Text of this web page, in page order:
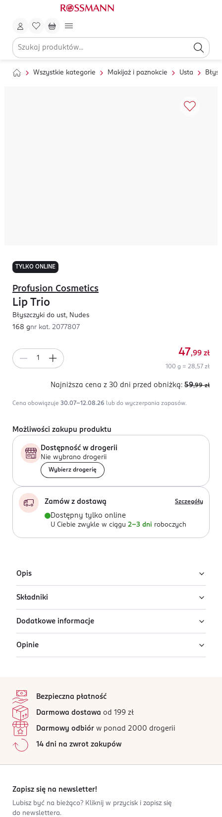
Wszystkie kategorie Makijaż i paznokcie Usta
TYLKO ONLINE
Profusion Cosmetics
Lip Trio
Błyszczyki do ust, Nudes
168 gnr kat. 2077807
47,99 zł
100 g = 28,57 zł
Najniższa cena z 30 dni przed obniżką: 59,99 zł
Cena obowiązuje 30.07-12.08.26 lub do wyczerpania zapasów.
Możliwości zakupu produktu
Dostępność w drogerii
Nie wybrano drogerii
Wybierz drogerię
Zamów z dostawą Szczegóły
Dostępny tylko online
U Ciebie zwykle w ciągu 2-3 dni roboczych
Opis
Zestaw błyszczyków do ust w różnych odcieniach różu i
nude o błyszczącym wykończeniu. Błyszczyki do ust od
Profusion odżywiają i nawilżają, jednocześnie nadając
ustom odrobinę koloru.
nieklejąca się konsystencja
Trio błyszczyków nude oferuje odcienie, które
podkreślają wszystkie odcienie skóry.
Składniki
Polyisobutene,mineral Oil, Ethylhexyl Palmitate, Coco-
Caprylate/Caprate, Hydrogenated Styrene/Isoprene
Copolymer, Caprylyl Glycol, Ethylhexylglycerin, Parfum
May Contain: Titanium Dioxide (CI 77891), Iron Oxides
Dodatkowe informacje
PRZYGOTOWANIE I STOSOWANIE
Nanoszenie jest proste – po prostu nałóż błyszczyk na
intensywniejszy efekt.
PRODUCENT/PODMIOT ODPOWIEDZIALNY
Orbico Sp. z o.o.
Salsy 2
02-823
882788610
Opinie
Jak działają opinie?
Bezpieczna płatność
Darmowa dostawa od 199 zł
Darmowy odbiór w ponad 2000 drogerii
14 dni na zwrot zakupów
Zapisz się na newsletter!
Lubisz być na bieżąco? Kliknij w przycisk i zapisz się
do newslettera.